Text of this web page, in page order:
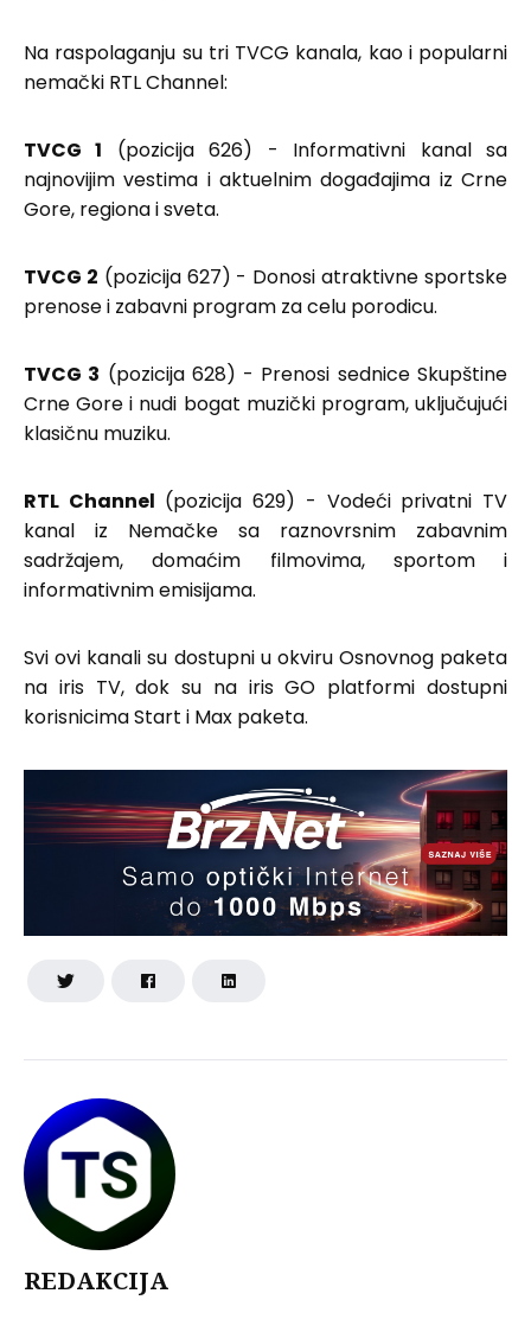
REDAKCIJA
Na raspolaganju su tri TVCG kanala, kao i popularni
nemački RTL Channel:
TVCG 1 (pozicija 626) - Informativni kanal sa
najnovijim vestima i aktuelnim događajima iz Crne
Gore, regiona i sveta.
TVCG 2 (pozicija 627) - Donosi atraktivne sportske
prenose i zabavni program za celu porodicu.
TVCG 3 (pozicija 628) - Prenosi sednice Skupštine
Crne Gore i nudi bogat muzički program, uključujući
klasičnu muziku.
RTL Channel (pozicija 629) - Vodeći privatni TV
kanal iz Nemačke sa raznovrsnim zabavnim
sadržajem, domaćim filmovima, sportom i
informativnim emisijama.
Svi ovi kanali su dostupni u okviru Osnovnog paketa
na iris TV, dok su na iris GO platformi dostupni
korisnicima Start i Max paketa.